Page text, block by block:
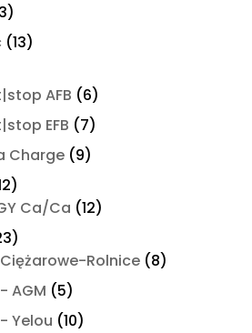
13
produktów
1313
AFB 66
produktów
EFB 77
produktów
Charge 99
12
produktów
Ca/Ca 1212
23
produkty Rolnice 88
AGM 55
produktów
Yelou 1010